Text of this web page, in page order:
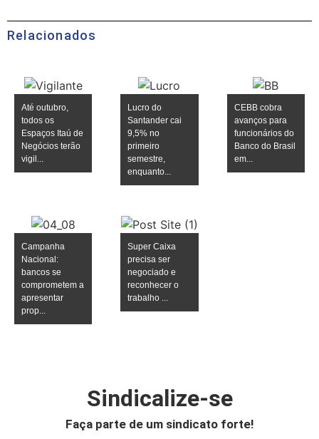
Relacionados
Até outubro,
todos os
Espaços Itaú de
Negócios terão
vigil...
Lucro do
Santander cai
9,5% no
primeiro
semestre,
enquanto...
CEBB cobra
avanços para
funcionários do
Banco do Brasil
em...
Campanha
Nacional:
bancos se
comprometem a
apresentar
prop...
Super Caixa
precisa ser
negociado e
reconhecer o
trabalho ...
Sindicalize-se
Faça parte de um sindicato forte!